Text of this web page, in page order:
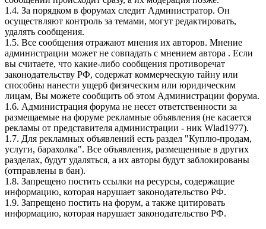
1.4. За порядком в форумах следит Администратор. Он
осуществляют контроль за темами, могут редактировать,
удалять сообщения.
1.5. Все сообщения отражают мнения их авторов. Мнение
администрации может не совпадать с мнением автора . Если
вы считаете, что какие-либо сообщения противоречат
законодательству РФ, содержат коммерческую тайну или
способны нанести ущерб физическим или юридическим
лицам, Вы можете сообщить об этом Администрации форума.
1.6. Администрация форума не несет ответственности за
размещаемые на форуме рекламные объявления (не касается
рекламы от представителя администрации - ник Wlad1977).
1.7. Для рекламных объявлений есть раздел "Куплю-продам,
услуги, барахолка". Все объявления, размещенные в других
разделах, будут удаляться, а их авторы будут заблокированы
(отправлены в бан).
1.8. Запрещено постить ссылки на ресурсы, содержащие
информацию, которая нарушает законодательство РФ.
1.9. Запрещено постить на форум, а также цитировать
информацию, которая нарушает законодательство РФ.